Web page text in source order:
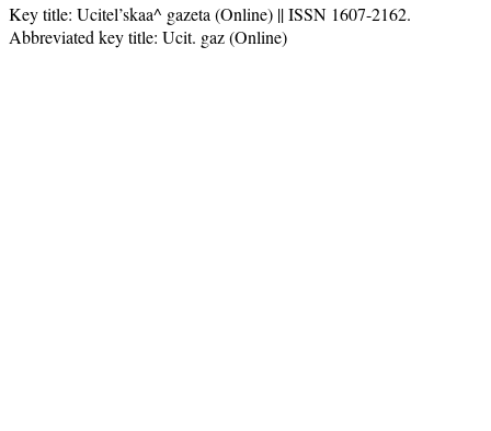
Key title: Ucitel’skaa^ gazeta (Online) || ISSN 1607-2162.
Abbreviated key title: Ucit. gaz (Online)